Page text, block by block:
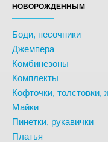
НОВОРОЖДЕННЫМ
Боди, песочники
Джемпера
Комбинезоны
Комплекты
Кофточки, толстовки,
Майки
Пинетки, рукавички
Платья